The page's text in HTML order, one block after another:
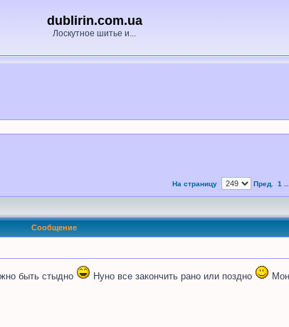
dublirin.com.ua
Лоскутное шитье и...
На страницу Пред. 1
Сообщение
быть стыдно Нуно все закончить рано или поздно